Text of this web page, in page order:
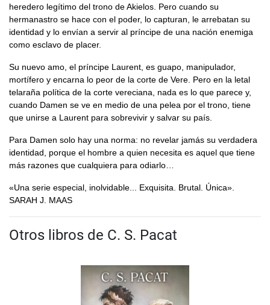
heredero legítimo del trono de Akielos. Pero cuando su
hermanastro se hace con el poder, lo capturan, le arrebatan su
identidad y lo envían a servir al príncipe de una nación enemiga
como esclavo de placer.
Su nuevo amo, el príncipe Laurent, es guapo, manipulador,
mortífero y encarna lo peor de la corte de Vere. Pero en la letal
telaraña política de la corte vereciana, nada es lo que parece y,
cuando Damen se ve en medio de una pelea por el trono, tiene
que unirse a Laurent para sobrevivir y salvar su país.
Para Damen solo hay una norma: no revelar jamás su verdadera
identidad, porque el hombre a quien necesita es aquel que tiene
más razones que cualquiera para odiarlo…
«Una serie especial, inolvidable... Exquisita. Brutal. Única».
SARAH J. MAAS
Otros libros de C. S. Pacat